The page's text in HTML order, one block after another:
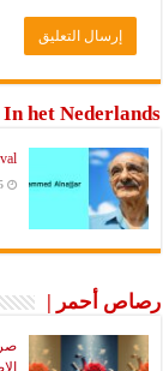
In het Nederlands
رصاص أحمر |